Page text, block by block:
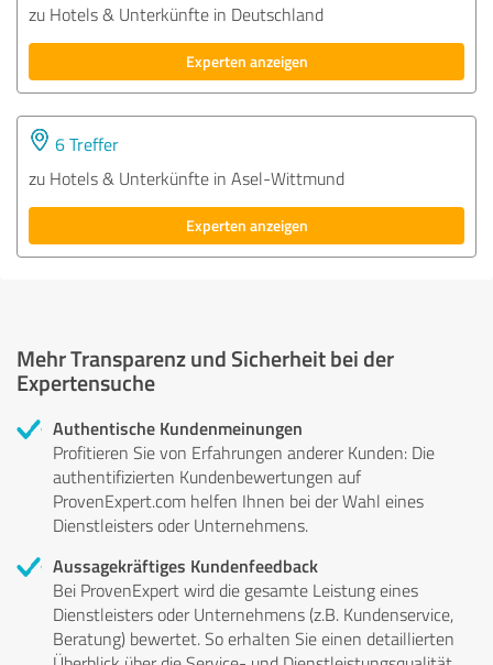
zu Hotels & Unterkünfte in Deutschland
Experten anzeigen
6 Treffer
zu Hotels & Unterkünfte in Asel-Wittmund
Experten anzeigen
Mehr Transparenz und Sicherheit bei der
Expertensuche
Authentische Kundenmeinungen
Profitieren Sie von Erfahrungen anderer Kunden: Die
authentifizierten Kundenbewertungen auf
ProvenExpert.com helfen Ihnen bei der Wahl eines
Dienstleisters oder Unternehmens.
Aussagekräftiges Kundenfeedback
Bei ProvenExpert wird die gesamte Leistung eines
Dienstleisters oder Unternehmens (z.B. Kundenservice,
Beratung) bewertet. So erhalten Sie einen detaillierten